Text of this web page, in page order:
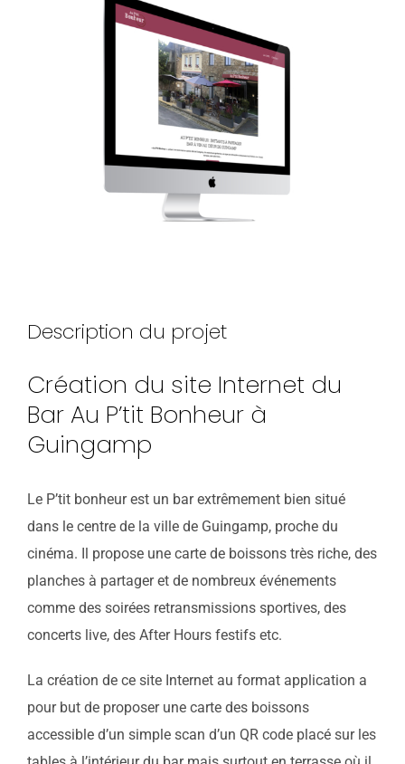
Description du projet
Création du site Internet du
Bar Au P’tit Bonheur à
Guingamp
Le P’tit bonheur est un bar extrêmement bien situé
dans le centre de la ville de Guingamp, proche du
cinéma. Il propose une carte de boissons très riche, des
planches à partager et de nombreux événements
comme des soirées retransmissions sportives, des
concerts live, des After Hours festifs etc.
La création de ce site Internet au format application a
pour but de proposer une carte des boissons
accessible d’un simple scan d’un QR code placé sur les